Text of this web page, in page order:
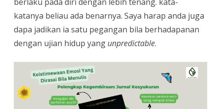
katanya beliau ada benarnya. Saya harap anda juga
dapa jadikan ia satu pegangan bila berhadapanan
dengan ujian hidup yang unpredictable.